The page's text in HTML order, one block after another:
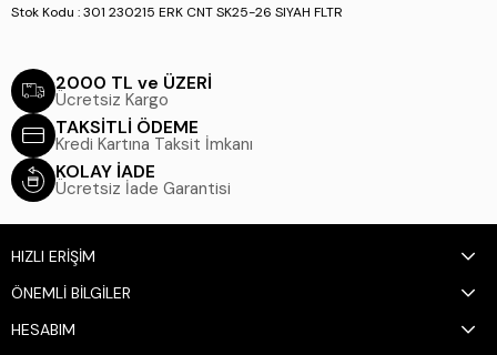
Stok Kodu : 301 230215 ERK CNT SK25-26 SIYAH FLTR
2000 TL ve ÜZERİ
Ücretsiz Kargo
TAKSİTLİ ÖDEME
Kredi Kartına Taksit İmkanı
KOLAY İADE
Ücretsiz İade Garantisi
HIZLI ERİŞİM
ÖNEMLİ BİLGİLER
HESABIM